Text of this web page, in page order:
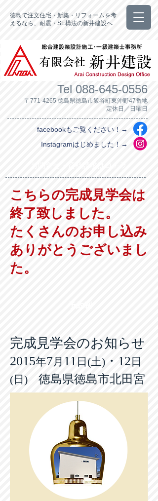
徳島で注文住宅・新築・リフォームを考
えるなら、耐震・SE構法の新井建設へ
Tel 088-645-0556
〒771-4265 徳島県徳島市飯谷町東沖野47番地
定休日／日曜日
facebookもご覧ください！→
Instagramはじめました！→
こちらの完成見学会は
終了致しました。
たくさんのお申し込み
ありがとうございまし
た。
完成見学会のお知らせ
2015年7月 11日(土) ・12日
(日) 徳島県徳島市北田宮